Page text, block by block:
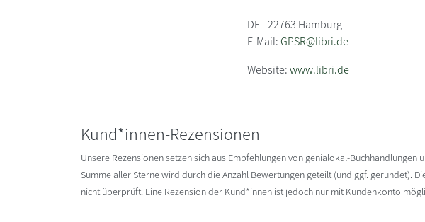
DE - 22763 Hamburg
E-Mail:GPSR@libri.de
Website:www.libri.de
Kund*innen-Rezensionen
Unsere Rezensionen setzen sich aus Empfehlungen von genialokal-Buchhandlungen
Summe aller Sterne wird durch die Anzahl Bewertungen geteilt (und ggf. gerundet).
nicht überprüft. Eine Rezension der Kund*innen ist jedoch nur mit Kundenkonto